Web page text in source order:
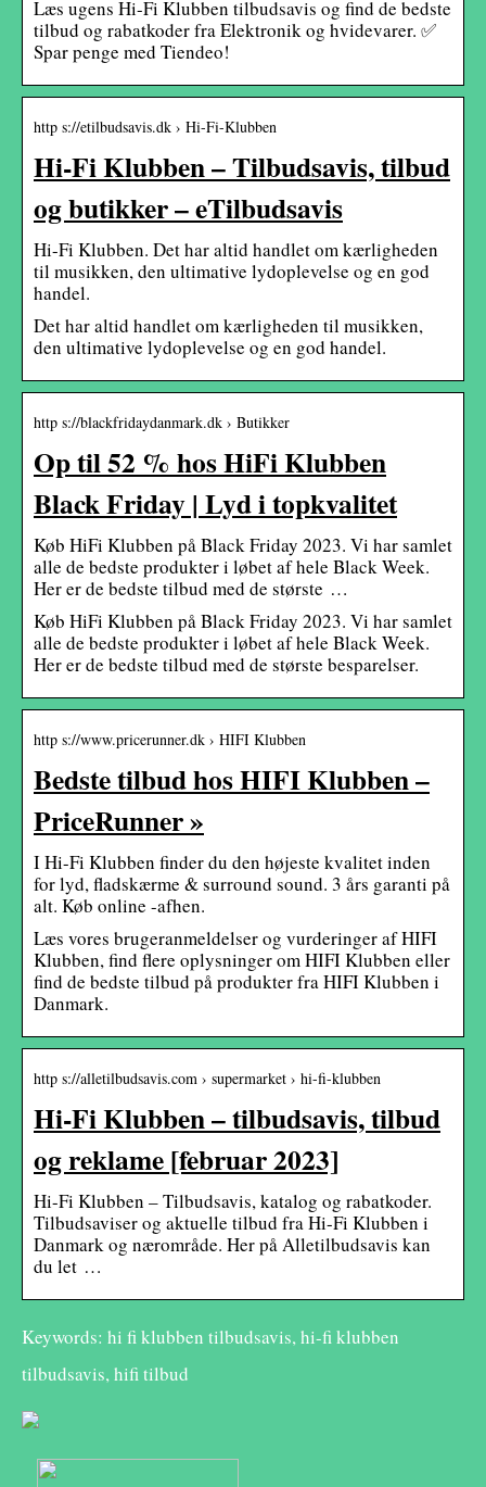
Læs ugens Hi-Fi Klubben tilbudsavis og find de bedste
tilbud og rabatkoder fra Elektronik og hvidevarer. ✅
Spar penge med Tiendeo!
http s://etilbudsavis.dk › Hi-Fi-Klubben
Hi-Fi Klubben – Tilbudsavis, tilbud
og butikker – eTilbudsavis
Hi-Fi Klubben. Det har altid handlet om kærligheden
til musikken, den ultimative lydoplevelse og en god
handel.
Det har altid handlet om kærligheden til musikken,
den ultimative lydoplevelse og en god handel.
http s://blackfridaydanmark.dk › Butikker
Op til 52 % hos HiFi Klubben
Black Friday | Lyd i topkvalitet
Køb HiFi Klubben på Black Friday 2023. Vi har samlet
alle de bedste produkter i løbet af hele Black Week.
Her er de bedste tilbud med de største …
Køb HiFi Klubben på Black Friday 2023. Vi har samlet
alle de bedste produkter i løbet af hele Black Week.
Her er de bedste tilbud med de største besparelser.
http s://www.pricerunner.dk › HIFI Klubben
Bedste tilbud hos HIFI Klubben –
PriceRunner »
I Hi-Fi Klubben finder du den højeste kvalitet inden
for lyd, fladskærme & surround sound. 3 års garanti på
alt. Køb online -afhen.
Læs vores brugeranmeldelser og vurderinger af HIFI
Klubben, find flere oplysninger om HIFI Klubben eller
find de bedste tilbud på produkter fra HIFI Klubben i
Danmark.
http s://alletilbudsavis.com › supermarket › hi-fi-klubben
Hi-Fi Klubben – tilbudsavis, tilbud
og reklame [februar 2023]
Hi-Fi Klubben – Tilbudsavis, katalog og rabatkoder.
Tilbudsaviser og aktuelle tilbud fra Hi-Fi Klubben i
Danmark og nærområde. Her på Alletilbudsavis kan
du let …
Keywords: hi fi klubben tilbudsavis, hi-fi klubben
tilbudsavis, hifi tilbud